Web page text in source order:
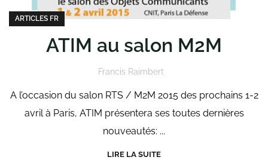
ARTICLES FR
ATIM au salon M2M
Francis Raimbert
A l’occasion du salon RTS / M2M 2015 des prochains 1-2
avril à Paris, ATIM présentera ses toutes dernières
nouveautés: ...
LIRE LA SUITE